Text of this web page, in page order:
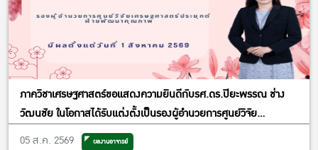
ภาควิชาเศรษฐศาสตร์ขอแสดงความยินดีกับรศ.ดร.ปิยะพรรณ ช่าง
วัฒนชัย ในโอกาสได้รับแต่งตั้งเป็นรองผู้อำนวยการศูนย์วิจัย
เศรษฐศาสตร์ประยุกต์ ฝ่ายพัฒนาคุณภาพ
05 ส.ค. 2569 ผลงานอาจารย์